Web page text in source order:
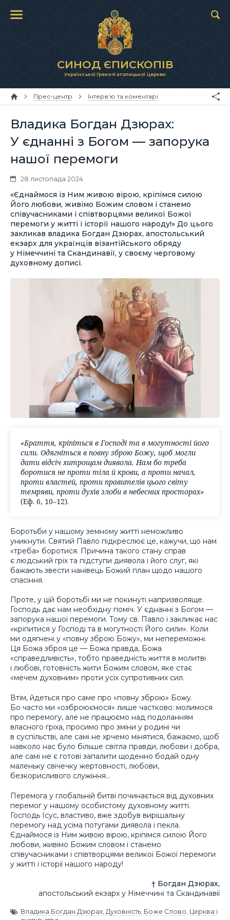
СИНОД ЄПИСКОПІВ
Української Греко-Католицької Церкви
Прес-центр Інтерв’ю та коментарі
Владика Богдан Дзюрах:
У єднанні з Богом — запорука
нашої перемоги
28 листопада 2024
«Єднаймося із Ним живою вірою, кріпімся силою
Його любови, живімо Божим словом і станемо
співучасниками і співтворцями великої Божої
перемоги у житті і історії нашого народу!» До цього
закликав владика Богдан Дзюрах, апостольський
екзарх для українців візантійського обряду
у Німеччині та Скандинавії, у своєму черговому
духовному дописі.
«Браття, кріпіться в Господі та в могутності його
сили. Одягніться в повну зброю Божу, щоб могли
дати відсіч хитрощам диявола. Нам бо треба
боротися не проти тіла й крови, а проти начал,
проти властей, проти правителів цього світу
темряви, проти духів злоби в небесних просторах»
(Еф. 6, 10–12).
Боротьби у нашому земному житті неможливо
уникнути. Святий Павло підкреслює це, кажучи, що нам
«треба» боротися. Причина такого стану справ
є людський гріх та підступи диявола і його слуг, які
бажають звести нанівець Божий план щодо нашого
спасіння.
Проте, у цій боротьбі ми не покинуті напризволяще.
Господь дає нам необхідну поміч. У єднанні з Богом —
запорука нашої перемоги. Тому св. Павло і закликає нас
«кріпитися у Господі та в могутності Його сили». Коли
ми одягнені у «повну зброю Божу», ми непереможні.
Ця Божа зброя це — Божа правда, Божа
«справедливість», тобто праведність життя в молитві
і любові, готовність жити Божим словом, яке стає
«мечем духовним» проти усіх супротивних сил.
Втім, йдеться про саме про «повну зброю» Божу.
Бо часто ми «озброюємося» лише частково: молимося
про перемогу, але не працюємо над подоланням
власного гріха, просимо про зміни у родині чи
в суспільстві, але самі не хрчемо мінятися, бажаємо, щоб
навколо нас було більше світла правди, любови і добра,
але самі не є готові запалити щоденно бодай одну
маленьку свічечку жертовності, любови,
безкорисливого служіння…
Перемога у глобальній битві починається від духовних
перемог у нашому особистому духовному житті.
Господь Ісус, властиво, вже здобув вирішальну
перемогу над усіма потугами диявола і пекла.
Єднаймося із Ним живою вірою, кріпімся силою Його
любови, живімо Божим словом і станемо
співучасниками і співтворцями великої Божої перемоги
у житті і історії нашого народу!
† Богдан Дзюрах,
апостольський екзарх у Німеччині та Скандинавії
Владика Богдан Дзюрах, Духовність, Боже Слово, Церква і